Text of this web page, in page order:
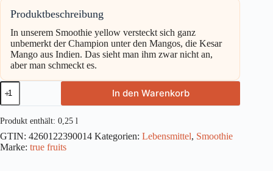
Produktbeschreibung
In unserem Smoothie yellow versteckt sich ganz
unbemerkt der Champion unter den Mangos, die Kesar
Mango aus Indien. Das sieht man ihm zwar nicht an,
aber man schmeckt es.
True
fruits
Smoothie
yellow
0,25l
EW
Menge
In den Warenkorb
Produkt enthält: 0,25 l
GTIN: 4260122390014 Kategorien: Lebensmittel, Smoothie
Marke: true fruits